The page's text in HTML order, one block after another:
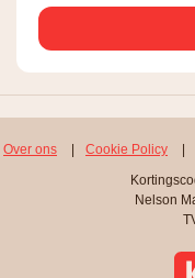
Over ons | Cookie Policy |
Nelson